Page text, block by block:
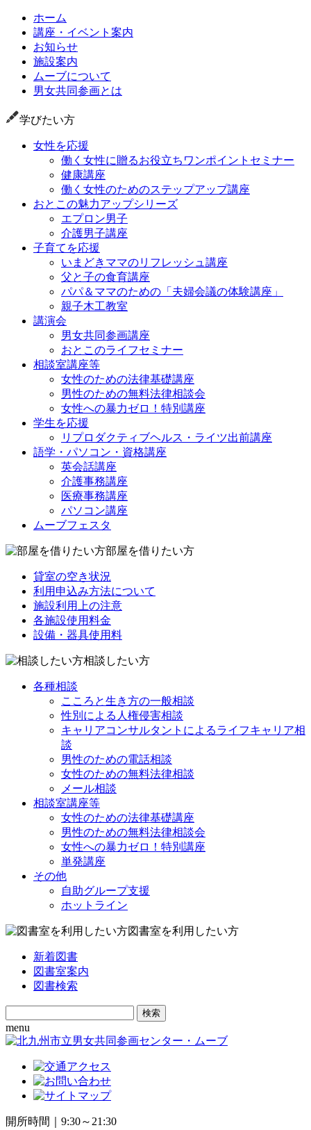
ホーム
講座・イベント案内
お知らせ
施設案内
ムーブについて
男女共同参画とは
学びたい方
女性を応援
働く女性に贈るお役立ちワンポイントセミナー
健康講座
働く女性のためのステップアップ講座
おとこの魅力アップシリーズ
エプロン男子
介護男子講座
子育てを応援
いまどきママのリフレッシュ講座
父と子の食育講座
パパ＆ママのための「夫婦会議の体験講座」
親子木工教室
講演会
男女共同参画講座
おとこのライフセミナー
相談室講座等
女性のための法律基礎講座
男性のための無料法律相談会
女性への暴力ゼロ！特別講座
学生を応援
リプロダクティブヘルス・ライツ出前講座
語学・パソコン・資格講座
英会話講座
介護事務講座
医療事務講座
パソコン講座
ムーブフェスタ
部屋を借りたい方
貸室の空き状況
利用申込み方法について
施設利用上の注意
各施設使用料金
設備・器具使用料
相談したい方
各種相談
こころと生き方の一般相談
性別による人権侵害相談
キャリアコンサルタントによるライフキャリア相
談
男性のための電話相談
女性のための無料法律相談
メール相談
相談室講座等
女性のための法律基礎講座
男性のための無料法律相談会
女性への暴力ゼロ！特別講座
単発講座
その他
自助グループ支援
ホットライン
図書室を利用したい方
新着図書
図書室案内
図書検索
Search
for:
menu
開所時間｜9:30～21:30